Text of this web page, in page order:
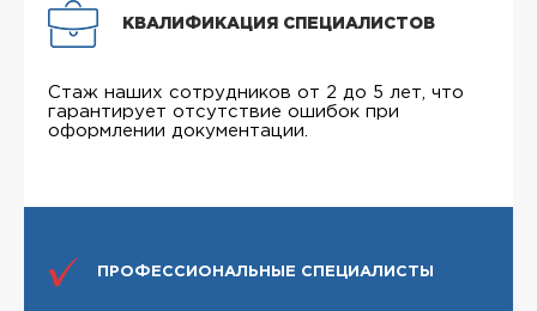
КВАЛИФИКАЦИЯ СПЕЦИАЛИСТОВ
Стаж наших сотрудников от 2 до 5 лет, что
гарантирует отсутствие ошибок при
оформлении документации.
ПРОФЕССИОНАЛЬНЫЕ СПЕЦИАЛИСТЫ